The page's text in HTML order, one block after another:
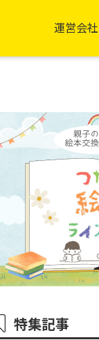
運営会社
特集記事